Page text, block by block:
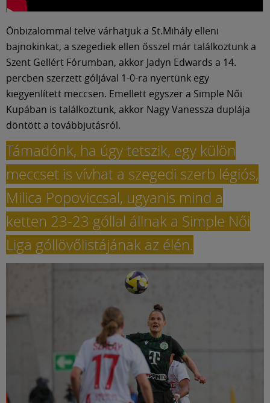
Önbizalommal telve várhatjuk a St.Mihály elleni
bajnokinkat, a szegediek ellen ősszel már találkoztunk a
Szent Gellért Fórumban, akkor Jadyn Edwards a 14.
percben szerzett góljával 1-0-ra nyertünk egy
kiegyenlített meccsen. Emellett egyszer a Simple Női
Kupában is találkoztunk, akkor Nagy Vanessza duplája
döntött a továbbjutásról.
Támadónk, ha úgy tetszik, egy külön
meccset is vívhat a szegedi szerb légiós,
Milica Popoviccsal, ugyanis mind a
ketten 23-23 góllal állnak a Simple Női
Liga góllövőlistájának az élén.